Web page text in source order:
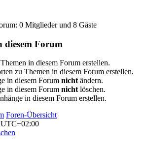
0 Mitglieder und 8 Gäste
diesem Forum
in diesem Forum erstellen.
zu Themen in diesem Forum erstellen.
in diesem Forum nicht ändern.
in diesem Forum nicht löschen.
in diesem Forum erstellen.
Foren-Übersicht
UTC+02:00